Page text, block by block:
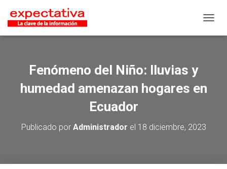
Fenómeno del Niño: lluvias y
humedad amenazan hogares en
Ecuador
Publicado por Administrador el 18 diciembre, 2023